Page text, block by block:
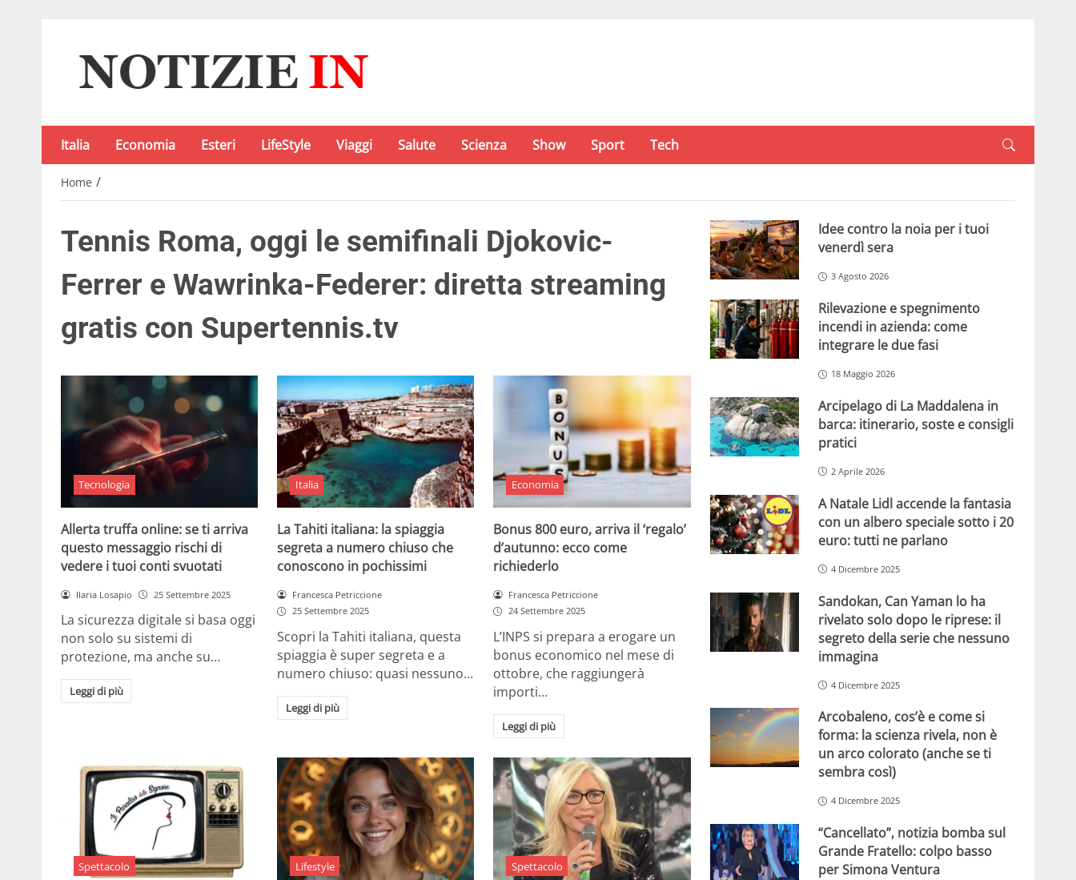
Italia Economia Esteri LifeStyle Viaggi Salute Scienza Show Sport Tech
Home /
Tennis Roma, oggi le semifinali Djokovic-
Ferrer e Wawrinka-Federer: diretta streaming
gratis con Supertennis.tv
Tecnologia
Allerta truffa online: se ti arriva
questo messaggio rischi di
vedere i tuoi conti svuotati
Ilaria Losapio 25 Settembre 2025
La sicurezza digitale si basa oggi
non solo su sistemi di
protezione, ma anche su…
Leggi di più
Italia
La Tahiti italiana: la spiaggia
segreta a numero chiuso che
conoscono in pochissimi
Francesca Petriccione
25 Settembre 2025
Scopri la Tahiti italiana, questa
spiaggia è super segreta e a
numero chiuso: quasi nessuno…
Leggi di più
Economia
Bonus 800 euro, arriva il ‘regalo’
d’autunno: ecco come
richiederlo
Francesca Petriccione
24 Settembre 2025
L’INPS si prepara a erogare un
bonus economico nel mese di
ottobre, che raggiungerà
importi…
Leggi di più
Spettacolo Lifestyle Spettacolo
Idee contro la noia per i tuoi
venerdì sera
3 Agosto 2026
Rilevazione e spegnimento
incendi in azienda: come
integrare le due fasi
18 Maggio 2026
Arcipelago di La Maddalena in
barca: itinerario, soste e consigli
pratici
2 Aprile 2026
A Natale Lidl accende la fantasia
con un albero speciale sotto i 20
euro: tutti ne parlano
4 Dicembre 2025
Sandokan, Can Yaman lo ha
rivelato solo dopo le riprese: il
segreto della serie che nessuno
immagina
4 Dicembre 2025
Arcobaleno, cos’è e come si
forma: la scienza rivela, non è
un arco colorato (anche se ti
sembra così)
4 Dicembre 2025
“Cancellato”, notizia bomba sul
Grande Fratello: colpo basso
per Simona Ventura